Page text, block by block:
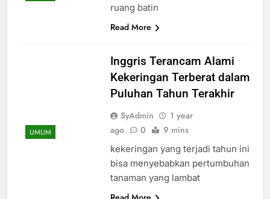
ruang batin
Read More
UMUM
Inggris Terancam Alami
Kekeringan Terberat dalam
Puluhan Tahun Terakhir
SyAdmin
1 year
ago
0 9 mins
kekeringan yang terjadi tahun ini
bisa menyebabkan pertumbuhan
tanaman yang lambat